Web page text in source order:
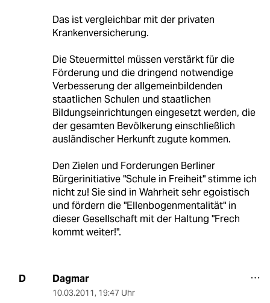
Das ist vergleichbar mit der privaten
Krankenversicherung.
Die Steuermittel müssen verstärkt für die
Förderung und die dringend notwendige
Verbesserung der allgemeinbildenden
staatlichen Schulen und staatlichen
Bildungseinrichtungen eingesetzt werden, die
der gesamten Bevölkerung einschließlich
ausländischer Herkunft zugute kommen.
Den Zielen und Forderungen Berliner
Bürgerinitiative "Schule in Freiheit" stimme ich
nicht zu! Sie sind in Wahrheit sehr egoistisch
und fördern die "Ellenbogenmentalität" in
dieser Gesellschaft mit der Haltung "Frech
kommt weiter!".
D Dagmar
10.03.2011, 19:47 Uhr